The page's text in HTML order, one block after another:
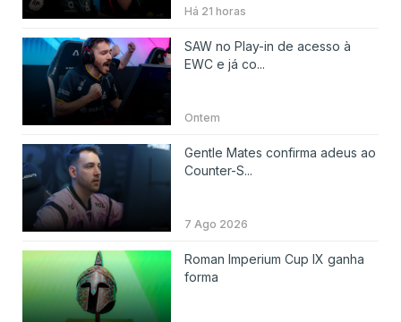
Há 21 horas
SAW no Play-in de acesso à
EWC e já co...
Ontem
Gentle Mates confirma adeus ao
Counter-S...
7 Ago 2026
Roman Imperium Cup IX ganha
forma